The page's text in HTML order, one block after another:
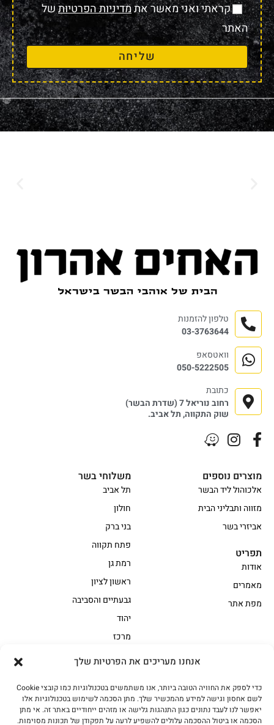
אנחנו מעריכים את הפרטיות שלך
כדי לספק את החוויה הטובה ביותר, אנו משתמשים בטכנולוגיות כמו קובצי Cookie
לשם אחסון וגישה למידע מהמכשיר שלך. מתן הסכמה לשימוש בטכנולוגיות אלו
יאפשר לנו לעבד נתונים כגון התנהגות גלישה או מזהים ייחודיים באתר זה. אי מתן
הסכמה או ביטול ההסכמה עלולים להשפיע לרעה על תפקודן של תכונות מסוימות.
קראתי ואני מאשר אתמדיניות הפרטיותשל
האתר
שליחה
אווז
בשר בקר משובח
בשר בקר עגלה משובח
בשר למעשנת
משלוחי בשר
תל אביב
חולון
בני ברק
פתח תקווה
רמת גן
ראשון לציון
גבעתיים והסביבה
יהוד
מרכז
מוצרים נוספים
אלכוהול ליד הבשר
מזווה ותבליני הבית
אביזרי בשר
תפריט
אודות
מאמרים
מפת אתר
טלפון להזמנות
03-3763644
וואטסאפ
050-5222505
כתובת
רחוב נוריאל 7 (שדרת הבשר)
שוק התקווה, תל אביב.